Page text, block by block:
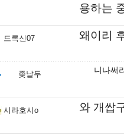
용하는
드록신07 왜이리
좆날두 니나써
시라호시o 와 개쌉